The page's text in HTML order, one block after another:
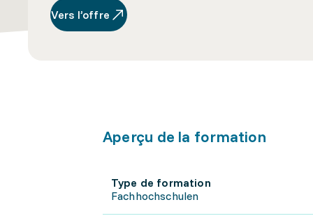
Vers l’offre
Aperçu de la formation
Type de formation
Fachhochschulen